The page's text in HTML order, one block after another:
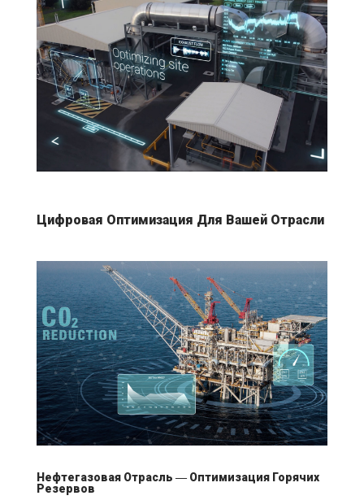
Цифровая Оптимизация Для Вашей Отрасли
Нефтегазовая Отрасль ― Оптимизация Горячих
Резервов